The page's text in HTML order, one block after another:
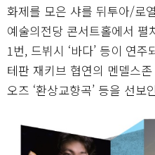
화제를 모은 샤를 뒤투아/로
예술의전당 콘서트홀에서 펼
1번, 드뷔시 ‘바다’ 등이 연
테판 재키브 협연의 멘델스
오즈 ‘환상교향곡’ 등을 선보